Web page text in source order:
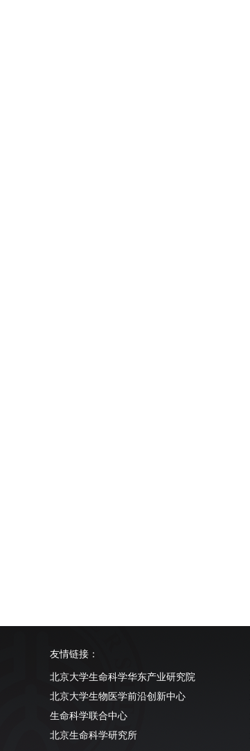
友情链接：
北京大学生命科学华东产业研究院
北京大学生物医学前沿创新中心
生命科学联合中心
北京生命科学研究所